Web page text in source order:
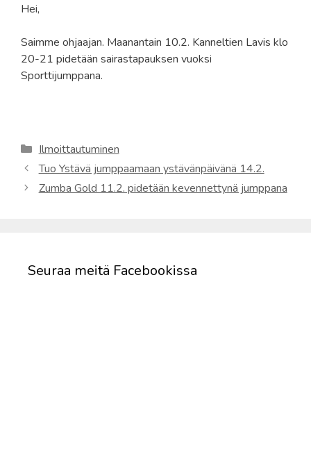
Hei,
Saimme ohjaajan. Maanantain 10.2. Kanneltien Lavis klo
20-21 pidetään sairastapauksen vuoksi
Sporttijumppana.
Kategoriat
Ilmoittautuminen
Tuo Ystävä jumppaamaan ystävänpäivänä 14.2.
Zumba Gold 11.2. pidetään kevennettynä jumppana
Seuraa meitä Facebookissa